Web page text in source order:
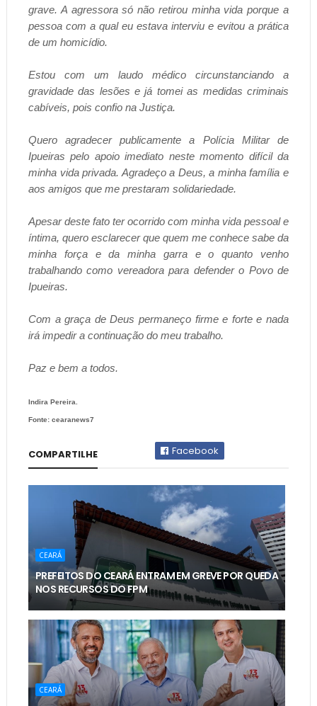
grave. A agressora só não retirou minha vida porque a
pessoa com a qual eu estava interviu e evitou a prática
de um homicídio.
Estou com um laudo médico circunstanciando a
gravidade das lesões e já tomei as medidas criminais
cabíveis, pois confio na Justiça.
Quero agradecer publicamente a Polícia Militar de
Ipueiras pelo apoio imediato neste momento difícil da
minha vida privada. Agradeço a Deus, a minha família e
aos amigos que me prestaram solidariedade.
Apesar deste fato ter ocorrido com minha vida pessoal e
íntima, quero esclarecer que quem me conhece sabe da
minha força e da minha garra e o quanto venho
trabalhando como vereadora para defender o Povo de
Ipueiras.
Com a graça de Deus permaneço firme e forte e nada
irá impedir a continuação do meu trabalho.
Paz e bem a todos.
Indira Pereira.
Fonte: cearanews7
COMPARTILHE Facebook
CEARÁ
PREFEITOS DO CEARÁ ENTRAM EM GREVE POR QUEDA
NOS RECURSOS DO FPM
CEARÁ